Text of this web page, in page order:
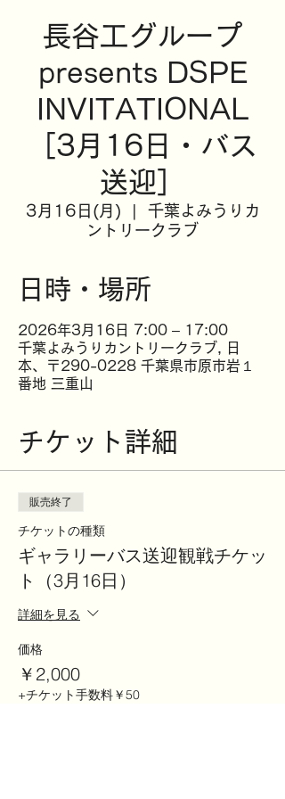
長谷工グループ
presents DSPE
INVITATIONAL
［3月16日・バス
送迎］
3月16日(月)
千葉よみうりカ
ントリークラブ
日時・場所
2026年3月16日 7:00 – 17:00
千葉よみうりカントリークラブ, 日
本、〒290-0228 千葉県市原市岩１
番地 三重山
チケット詳細
販売終了
チケットの種類
ギャラリーバス送迎観戦チケッ
ト（3月16日）
詳細を見る
価格
￥2,000
+チケット手数料￥50